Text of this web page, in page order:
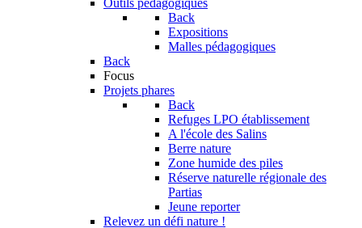
Outils pédagogiques
Back
Expositions
Malles pédagogiques
Back
Focus
Projets phares
Back
Refuges LPO établissement
A l'école des Salins
Berre nature
Zone humide des piles
Réserve naturelle régionale des
Partias
Jeune reporter
Relevez un défi nature !